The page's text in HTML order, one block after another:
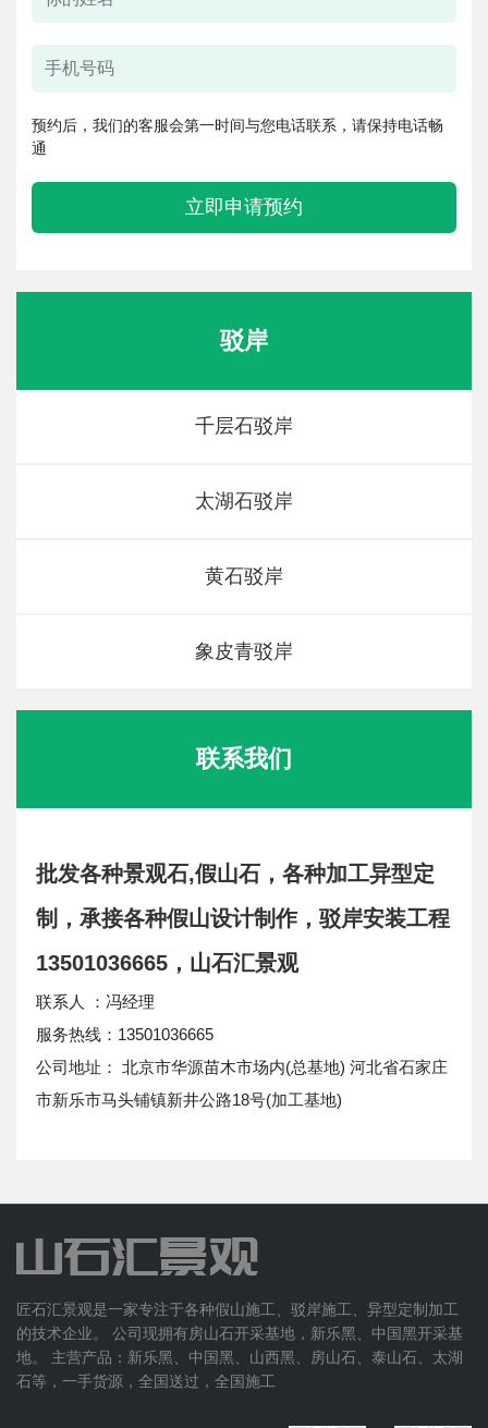
预约后，我们的客服会第一时间与您电话联系，请保持电话畅
通
立即申请预约
驳岸
千层石驳岸
太湖石驳岸
黄石驳岸
象皮青驳岸
联系我们
批发各种景观石,假山石，各种加工异型定
制，承接各种假山设计制作，驳岸安装工程
13501036665，山石汇景观
联系人 ：冯经理
服务热线：13501036665
公司地址： 北京市华源苗木市场内(总基地) 河北省石家庄
市新乐市马头铺镇新井公路18号(加工基地)
匠石汇景观是一家专注于各种假山施工、驳岸施工、异型定制加工
的技术企业。 公司现拥有房山石开采基地，新乐黑、中国黑开采基
地。 主营产品：新乐黑、中国黑、山西黑、房山石、泰山石、太湖
石等，一手货源，全国送过，全国施工